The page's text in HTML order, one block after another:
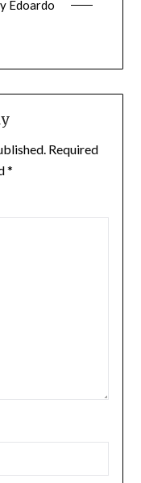
Edoardo
Required
*